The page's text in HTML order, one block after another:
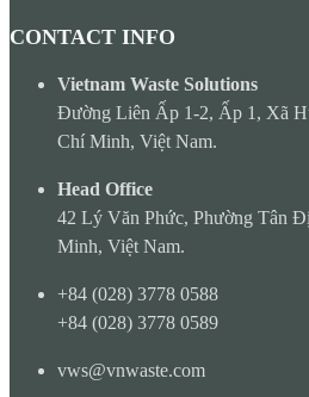
CONTACT INFO
Vietnam Waste Solutions
Đường Liên Ấp 1-2, Ấp 1, Xã
Chí Minh, Việt Nam.
Head Office
42 Lý Văn Phức, Phường Tân
Minh, Việt Nam.
+84 (028) 3778 0588
+84 (028) 3778 0589
vws@vnwaste.com